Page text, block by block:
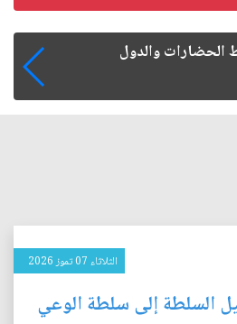
على صفيح ساخن
الثلاثاء 07 تموز 2026
السلطة إلى سلطة الوعي